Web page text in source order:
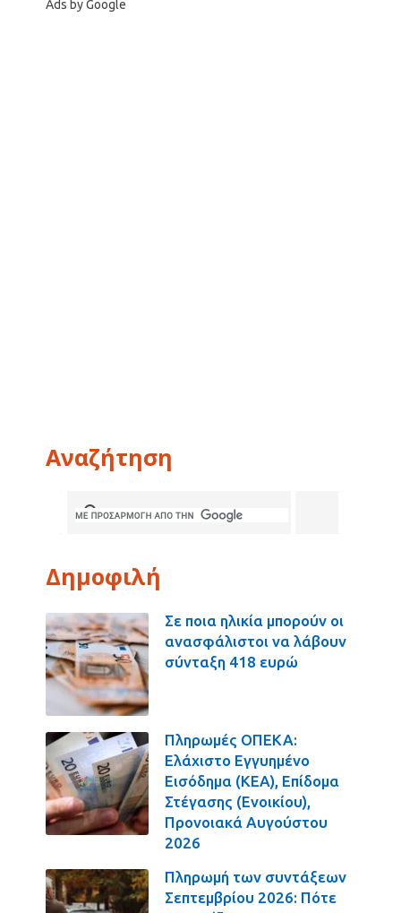
Ads by Google
Αναζήτηση
Δημοφιλή
Σε ποια ηλικία μπορούν οι
ανασφάλιστοι να λάβουν
σύνταξη 418 ευρώ
Πληρωμές ΟΠΕΚΑ:
Ελάχιστο Εγγυημένο
Εισόδημα (ΚΕΑ), Επίδομα
Στέγασης (Ενοικίου),
Προνοιακά Αυγούστου
2026
Πληρωμή των συντάξεων
Σεπτεμβρίου 2026: Πότε